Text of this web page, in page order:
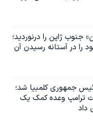
جنوب ژاپن را درنوردید؛
را در آستانه رسیدن آن
جمهوری کلمبیا شد؛
ترامپ وعده کمک یک
داد